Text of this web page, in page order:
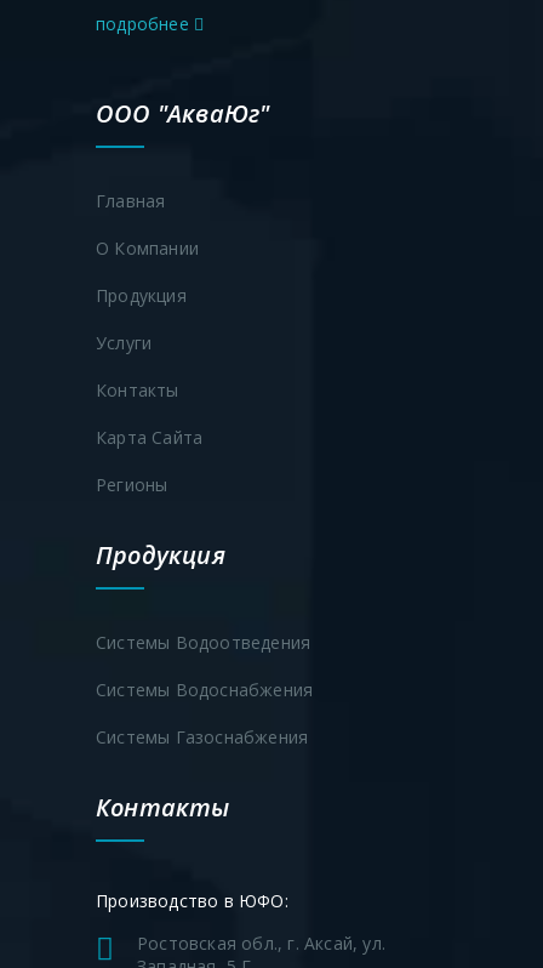
подробнее
ООО "АкваЮг"
Главная
О Компании
Продукция
Услуги
Контакты
Карта Сайта
Регионы
Продукция
Системы Водоотведения
Системы Водоснабжения
Системы Газоснабжения
Контакты
Производство в ЮФО:
Ростовская обл., г. Аксай, ул.